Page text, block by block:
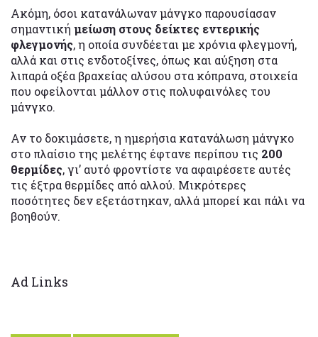
Ακόμη, όσοι κατανάλωναν μάνγκο παρουσίασαν
σημαντική μείωση στους δείκτες εντερικής
φλεγμονής, η οποία συνδέεται με χρόνια φλεγμονή,
αλλά και στις ενδοτοξίνες, όπως και αύξηση στα
λιπαρά οξέα βραχείας αλύσου στα κόπρανα, στοιχεία
που οφείλονται μάλλον στις πολυφαινόλες του
μάνγκο.
Αν το δοκιμάσετε, η ημερήσια κατανάλωση μάνγκο
στο πλαίσιο της μελέτης έφτανε περίπου τις 200
θερμίδες, γι’ αυτό φροντίστε να αφαιρέσετε αυτές
τις έξτρα θερμίδες από αλλού. Μικρότερες
ποσότητες δεν εξετάστηκαν, αλλά μπορεί και πάλι να
βοηθούν.
Ad Links